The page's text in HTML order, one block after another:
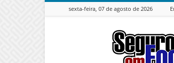
sexta-feira, 07 de agosto de 2026
em
Foco